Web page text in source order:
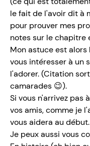
le fait de l'avoir dit à
pour prouver mes
notes sur le chapitre
Mon astuce est
vous intéresser à un
l'adorer. (Citation
camarades 😉).
Si vous n'arrivez pas
vos amis, comme je
vous aidera au début.
Je peux aussi vous